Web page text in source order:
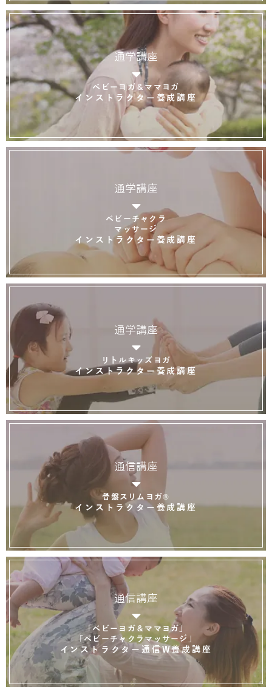
通学講座
ベビーヨガ＆ママヨガ
インストラクター養成講座
通学講座
ベビーチャクラ
マッサージ
インストラクター養成講座
通学講座
リトルキッズヨガ
インストラクター養成講座
通信講座
骨盤スリムヨガ®
インストラクター養成講座
通信講座
「ベビーヨガ＆ママヨガ」
「ベビーチャクラマッサージ」
インストラクター通信W養成講座